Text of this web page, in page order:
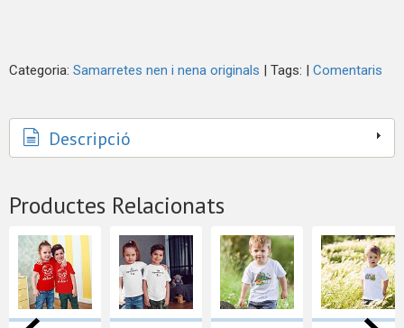
Categoria: Samarretes nen i nena originals | Tags: | Comentaris
Descripció
Productes Relacionats